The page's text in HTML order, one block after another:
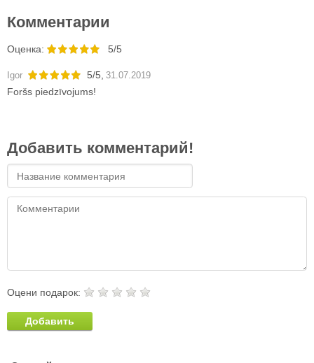
Комментарии
Oценка: 5/5
Igor 5/5, 31.07.2019
Foršs piedzīvojums!
Добавить комментарий!
Оцени подарок:
Добавить